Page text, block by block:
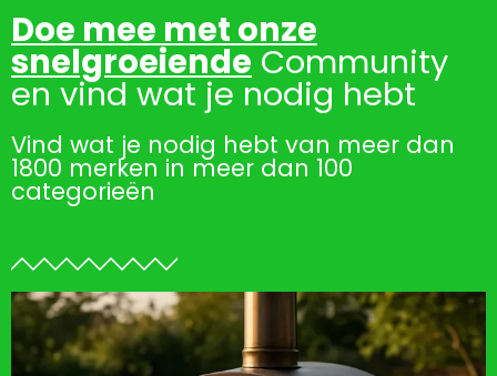
Doe mee met onze
snelgroeiende Community
en vind wat je nodig hebt
Vind wat je nodig hebt van meer dan
1800 merken in meer dan 100
categorieën